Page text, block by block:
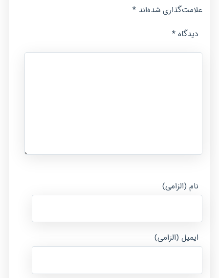
علامت‌گذاری شده‌اند*
دیدگاه *
نام (الزامی)
ایمیل (الزامی)